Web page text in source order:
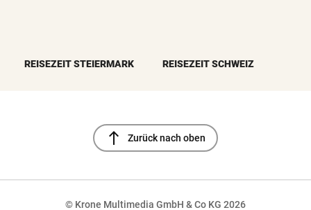
REISEZEIT STEIERMARK REISEZEIT SCHWEIZ
north Zurück nach oben
© Krone Multimedia GmbH & Co KG 2026